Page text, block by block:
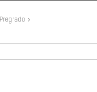
Pregrado